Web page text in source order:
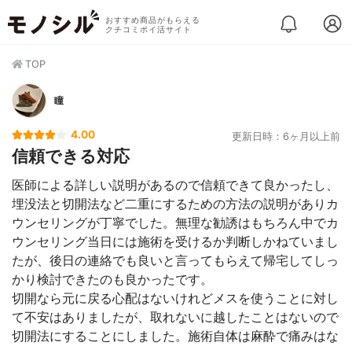
おすすめ商品がもらえる
クチコミポイ活サイト
TOP
瞳
4.00 更新日時：6ヶ月以上前
信頼できる対応
医師による詳しい説明があるので信頼できて良かったし、
埋没法と切開法など二重にするための方法の説明がありカ
ウンセリングが丁寧でした。無理な勧誘はもちろん中でカ
ウンセリング当日には施術を受けるか判断しかねていまし
たが、後日の連絡でも良いと言ってもらえて帰宅してしっ
かり検討できたのも良かったです。
切開なら元に戻る心配はないけれどメスを使うことに対し
て不安はありましたが、取れないに越したことはないので
切開法にすることにしました。施術自体は麻酔で痛みはな